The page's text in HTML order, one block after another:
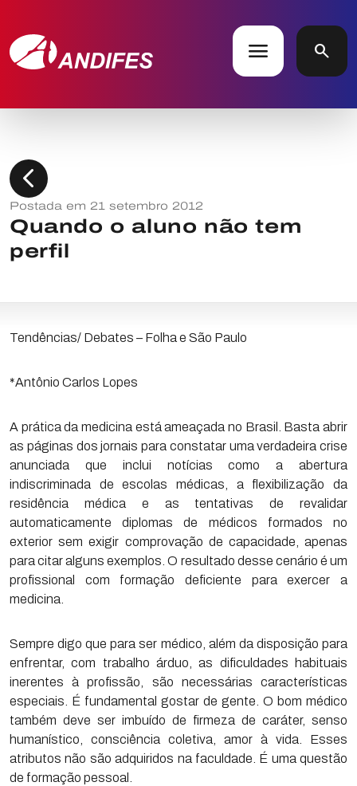
menu search
chevron_left
Postada em 21 setembro 2012
Quando o aluno não tem
perfil
Tendências/ Debates – Folha e São Paulo
*Antônio Carlos Lopes
A prática da medicina está ameaçada no Brasil. Basta abrir
as páginas dos jornais para constatar uma verdadeira crise
anunciada que inclui notícias como a abertura
indiscriminada de escolas médicas, a flexibilização da
residência médica e as tentativas de revalidar
automaticamente diplomas de médicos formados no
exterior sem exigir comprovação de capacidade, apenas
para citar alguns exemplos. O resultado desse cenário é um
profissional com formação deficiente para exercer a
medicina.
Sempre digo que para ser médico, além da disposição para
enfrentar, com trabalho árduo, as dificuldades habituais
inerentes à profissão, são necessárias características
especiais. É fundamental gostar de gente. O bom médico
também deve ser imbuído de firmeza de caráter, senso
humanístico, consciência coletiva, amor à vida. Esses
atributos não são adquiridos na faculdade. É uma questão
de formação pessoal.